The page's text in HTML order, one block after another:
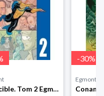
Invincible. Tom 2 Egmont
-30%
Egmont